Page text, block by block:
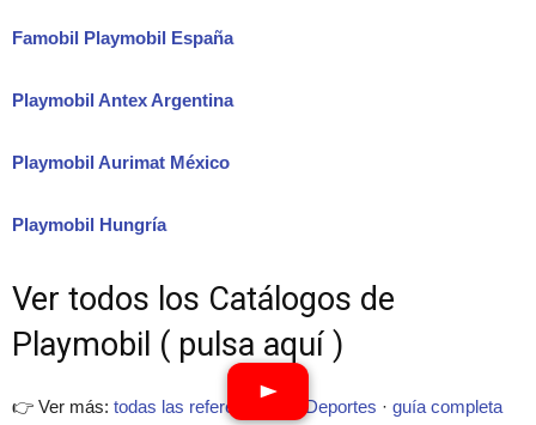
Famobil Playmobil España
Playmobil Antex Argentina
Playmobil Aurimat México
Playmobil Hungría
Ver todos los Catálogos de
Playmobil ( pulsa aquí )
👉 Ver más: todas las referencias de Deportes · guía completa